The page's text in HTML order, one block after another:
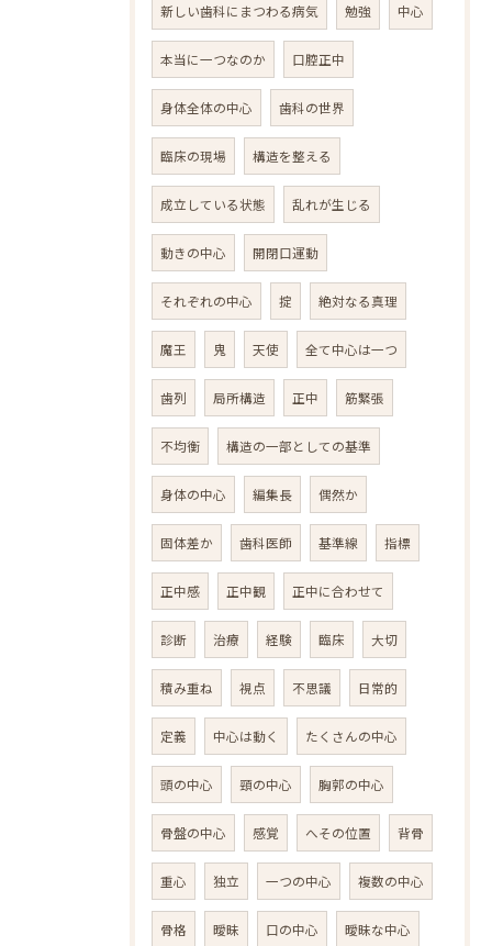
新しい歯科にまつわる病気 勉強 中心
本当に一つなのか 口腔正中
身体全体の中心 歯科の世界
臨床の現場 構造を整える
成立している状態 乱れが生じる
動きの中心 開閉口運動
それぞれの中心 掟 絶対なる真理
魔王 鬼 天使 全て中心は一つ
歯列 局所構造 正中 筋緊張
不均衡 構造の一部としての基準
身体の中心 編集長 偶然か
固体差か 歯科医師 基準線 指標
正中感 正中観 正中に合わせて
診断 治療 経験 臨床 大切
積み重ね 視点 不思議 日常的
定義 中心は動く たくさんの中心
頭の中心 頸の中心 胸郭の中心
骨盤の中心 感覚 へその位置 背骨
重心 独立 一つの中心 複数の中心
骨格 曖昧 口の中心 曖昧な中心